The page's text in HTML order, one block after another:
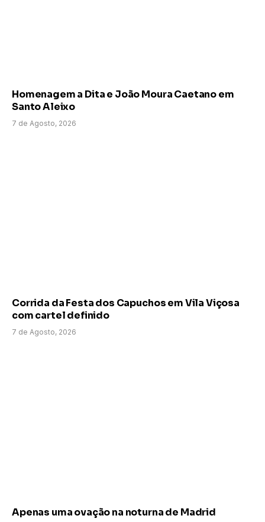
Homenagem a Dita e João Moura Caetano em
Santo Aleixo
7 de Agosto, 2026
Corrida da Festa dos Capuchos em Vila Viçosa
com cartel definido
7 de Agosto, 2026
Apenas uma ovação na noturna de Madrid